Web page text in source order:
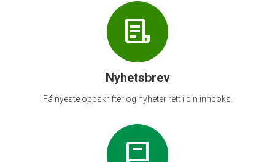
Nyhetsbrev
Få nyeste oppskrifter og nyheter rett i din innboks.